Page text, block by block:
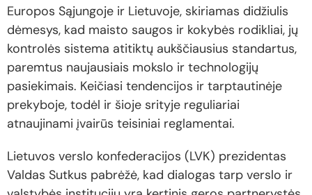
Europos Sąjungoje ir Lietuvoje, skiriamas didžiulis
dėmesys, kad maisto saugos ir kokybės rodikliai, jų
kontrolės sistema atitiktų aukščiausius standartus,
paremtus naujausiais mokslo ir technologijų
pasiekimais. Keičiasi tendencijos ir tarptautinėje
prekyboje, todėl ir šioje srityje reguliariai
atnaujinami įvairūs teisiniai reglamentai.
Lietuvos verslo konfederacijos (LVK) prezidentas
Valdas Sutkus pabrėžė, kad dialogas tarp verslo ir